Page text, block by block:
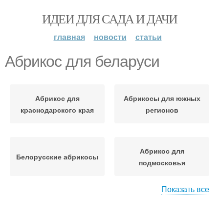
ИДЕИ ДЛЯ САДА И ДАЧИ
главная новости статьи
Абрикос для беларуси
Абрикос для
краснодарского края
Абрикосы для южных
регионов
Белорусские абрикосы
Абрикос для
подмосковья
Показать все